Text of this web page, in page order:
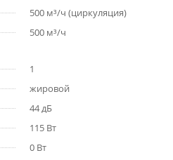
500 м³/ч (циркуляция)
500 м³/ч
1
жировой
44 дБ
115 Вт
0 Вт